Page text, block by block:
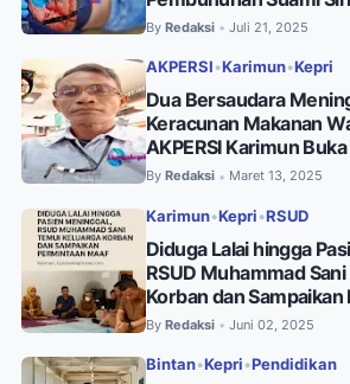
By Redaksi • Juli 21, 2025
AKPERSI •Karimun•Kepri
Dua Bersaudara
Keracunan Makanan
AKPERSI Karimun
By Redaksi • Maret 13, 2025
Karimun•Kepri •RSUD
Diduga Lalai hingga
RSUD Muhammad
Korban dan
By Redaksi • Juni 02, 2025
Bintan•Kepri •Pendidikan